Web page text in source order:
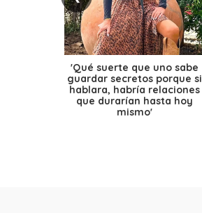
'Qué suerte que uno sabe
guardar secretos porque si
hablara, habría relaciones
que durarían hasta hoy
mismo'